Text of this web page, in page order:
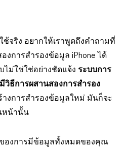
ช้จริง อยากให้เราพูดถึงคำถามที่
การสำรองข้อมูล iPhone ได้
ไม่ใช่ใช่อย่างชัดแจ้ง ระบบการ
วิธีการผสานสองการสำรอง
งการสำรองข้อมูลใหม่ มันก็จะ
หน้านั้น
ของการมีข้อมูลทั้งหมดของคุณ